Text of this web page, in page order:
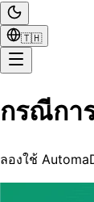
🇹🇭
กรณีกา
ลองใช้